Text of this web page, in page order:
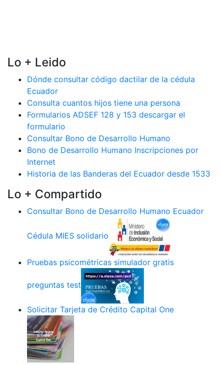
Lo + Leido
Dónde consultar código dactilar de la cédula
Ecuador
Consulta cuantos hijos tiene una persona
Formularios ADSEF 128 y 153 descargar el
formulario
Consultar Bono de Desarrollo Humano
Bono de Desarrollo Humano Inscripciones por
Internet
Historia de las Banderas del Ecuador desde 1533
Lo + Compartido
Consultar Bono de Desarrollo Humano Ecuador
Cédula MIES solidario
Pruebas psicométricas simulador gratis
preguntas test
Solicitar Tarjeta de Crédito Capital One